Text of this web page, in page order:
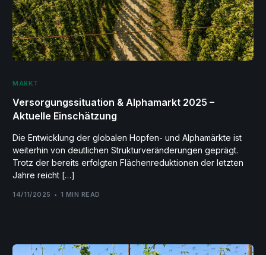
MARKT
Versorgungssituation & Alphamarkt 2025 –
Aktuelle Einschätzung
Die Entwicklung der globalen Hopfen- und Alphamärkte ist
weiterhin von deutlichen Strukturveränderungen geprägt.
Trotz der bereits erfolgten Flächenreduktionen der letzten
Jahre reicht […]
14/11/2025 1 MIN READ